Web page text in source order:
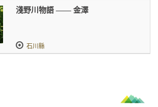
淺野川物語 —— 金澤
石川縣